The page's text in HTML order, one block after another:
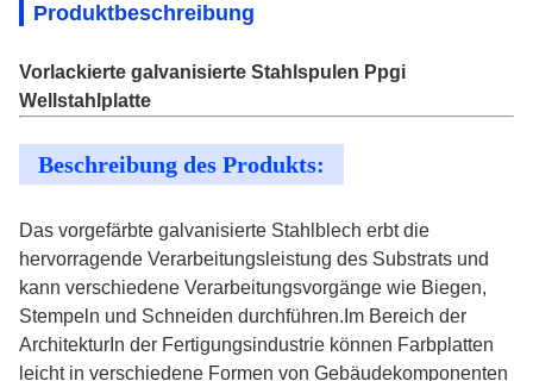
Produktbeschreibung
Vorlackierte galvanisierte Stahlspulen Ppgi
Wellstahlplatte
Beschreibung des Produkts:
Das vorgefärbte galvanisierte Stahlblech erbt die
hervorragende Verarbeitungsleistung des Substrats und
kann verschiedene Verarbeitungsvorgänge wie Biegen,
Stempeln und Schneiden durchführen.Im Bereich der
ArchitekturIn der Fertigungsindustrie können Farbplatten
leicht in verschiedene Formen von Gebäudekomponenten